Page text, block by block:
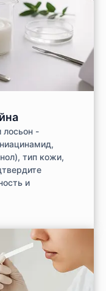
лосьон -
тип кожи,
и